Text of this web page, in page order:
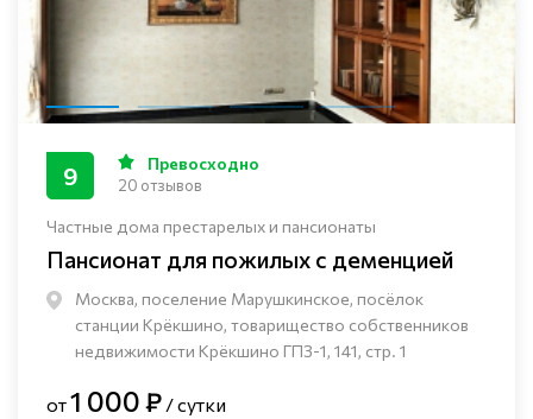
Частные дома престарелых и пансионаты
Пансионат для пожилых с деменцией
Москва, поселение Марушкинское, посёлок
станции Крёкшино, товарищество собственников
недвижимости Крёкшино ГПЗ-1, 141, стр. 1
9 Превосходно
20 отзывов
от1 000 ₽ / сутки